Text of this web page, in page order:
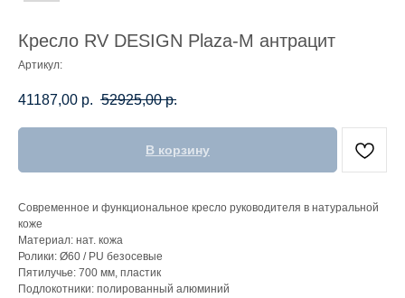
Кресло RV DESIGN Plaza-M антрацит
Артикул:
41187,00 р. 52925,00 р.
В корзину
Современное и функциональное кресло руководителя в натуральной
коже
Материал: нат. кожа
Ролики: Ø60 / PU безосевые
Пятилучье: 700 мм, пластик
Подлокотники: полированный алюминий